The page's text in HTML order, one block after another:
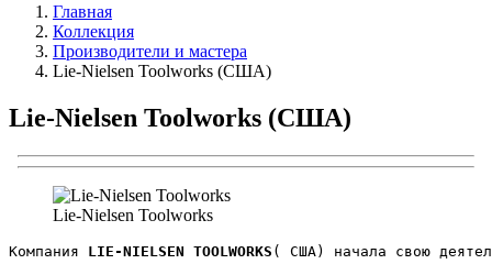
Главная
Коллекция
Производители и мастера
Lie-Nielsen Toolworks (США)
Lie-Nielsen Toolworks (США)
Lie-Nielsen Toolworks
Компания LIE-NIELSEN TOOLWORKS ( США) начала свою